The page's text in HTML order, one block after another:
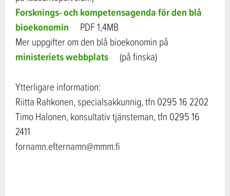
Forsknings- och kompetensagenda för den blå
bioekonomin
PDF 1,4MB
Mer uppgifter om den blå bioekonomin på
ministeriets webbplats (på finska)
Ytterligare information:
Riitta Rahkonen, specialsakkunnig, tfn 0295 16 2202
Timo Halonen, konsultativ tjänsteman, tfn 0295 16
2411
fornamn.efternamn@mmm.fi